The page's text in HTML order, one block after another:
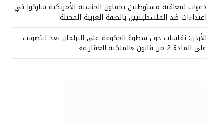
دعوات لمعاقبة مستوطنين يحملون الجنسية الأمريكية شاركوا في
اعتداءات ضد الفلسطينيين بالضفة الغربية المحتلة
الأردن: نقاشات حول سطوة الحكومة على البرلمان بعد التصويت
على المادة 2 من قانون «الملكية العقارية»